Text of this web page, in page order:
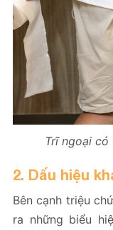
Trĩ ngoại
2. Dấu hiệu
Bên cạnh triệu
ra những biểu